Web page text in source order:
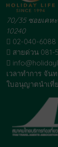
70/35 ซอยเคห
10240
02-040-6088
สายด่วน 081-
เวลาทำการ จัน
ใบอนุญาตนำเที่